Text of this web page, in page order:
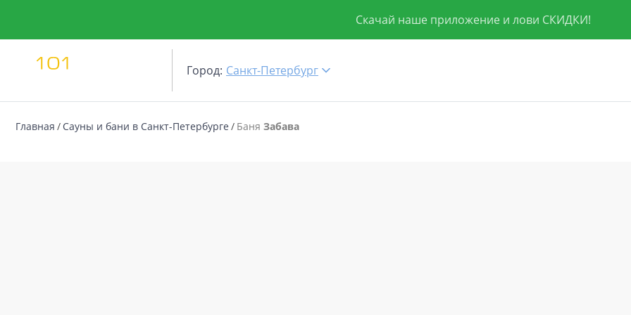
Скачай наше приложение и лови СКИДКИ!
Город: Санкт-Петербург
Главная Сауны и бани в Санкт-Петербурге Баня Забава